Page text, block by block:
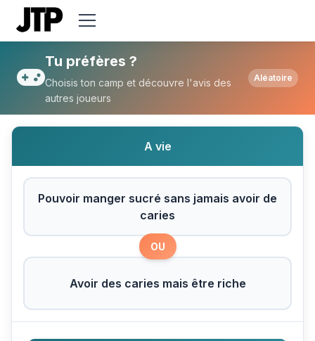
Tu préfères Pouvoir manger sucré sans
Tu préfères ?
Choisis ton camp et découvre l'avis des
autres joueurs
Aléatoire
A vie
Pouvoir manger sucré sans jamais avoir de
caries
OU
Avoir des caries mais être riche